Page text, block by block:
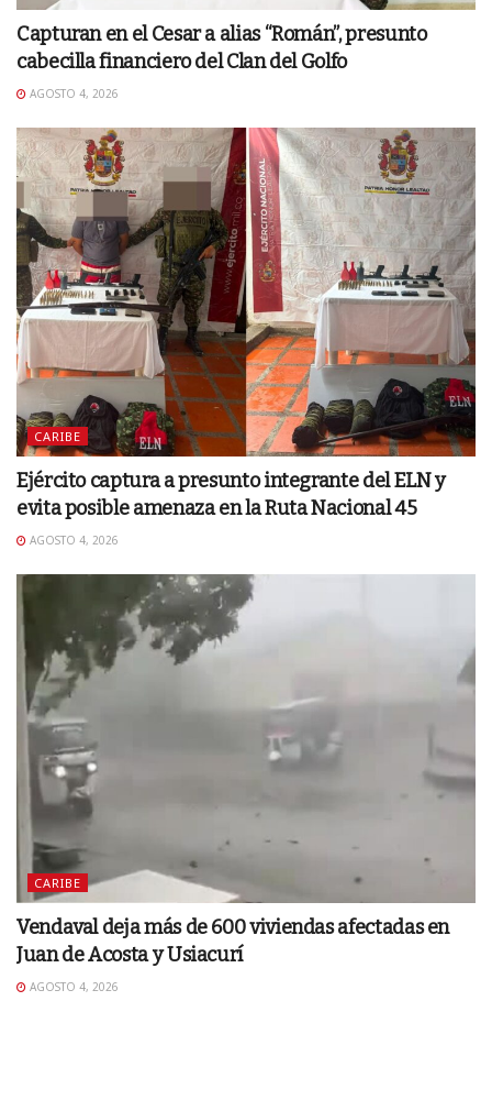
Capturan en el Cesar a alias “Román”, presunto
cabecilla financiero del Clan del Golfo
AGOSTO 4, 2026
CARIBE
Ejército captura a presunto integrante del ELN y
evita posible amenaza en la Ruta Nacional 45
AGOSTO 4, 2026
CARIBE
Vendaval deja más de 600 viviendas afectadas en
Juan de Acosta y Usiacurí
AGOSTO 4, 2026